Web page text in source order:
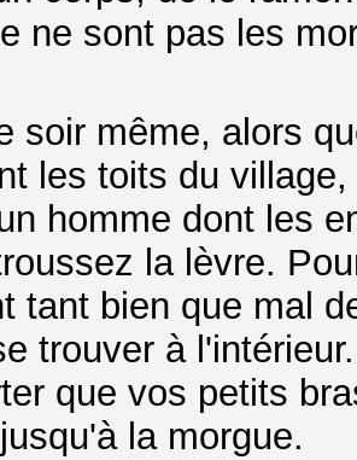
ne sont pas les
même, alors que
les toits du
homme dont les
la lèvre.
tant bien que mal
trouver à
que vos petits
la morgue.